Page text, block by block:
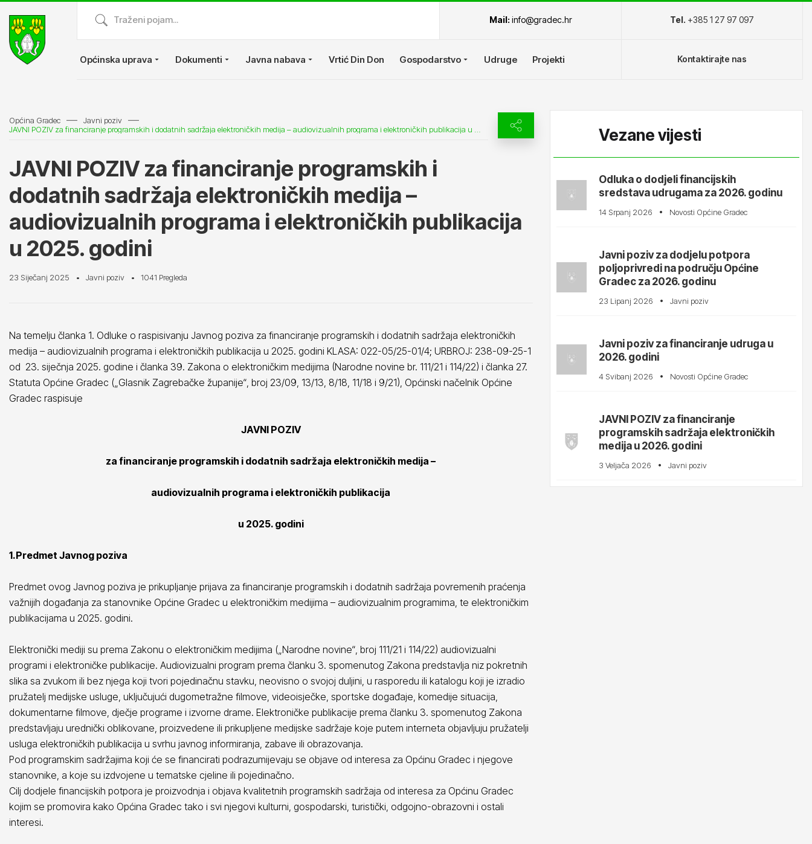
Mail: info@gradec.hr Tel. +385 1 27 97 097
Općinska uprava Dokumenti Javna nabava Vrtić Din Don Gospodarstvo Udruge Projekti Kontaktirajte nas
Općina Gradec
Javni poziv
Pinterest
JAVNI POZIV za financiranje programskih i
dodatnih sadržaja elektroničkih medija –
audiovizualnih programa i elektroničkih publikacija
u 2025. godini
23 Siječanj 2025 Javni poziv 1041 Pregleda
Na temelju članka 1. Odluke o raspisivanju Javnog poziva za financiranje programskih i dodatnih sadržaja elektroničkih
medija – audiovizualnih programa i elektroničkih publikacija u 2025. godini KLASA: 022-05/25-01/4; URBROJ: 238-09-25-1
od 23. siječnja 2025. godine i članka 39. Zakona o elektroničkim medijima (Narodne novine br. 111/21 i 114/22) i članka 27.
Statuta Općine Gradec („Glasnik Zagrebačke županije“, broj 23/09, 13/13, 8/18, 11/18 i 9/21), Općinski načelnik Općine
Gradec raspisuje
JAVNI POZIV
za financiranje programskih i dodatnih sadržaja elektroničkih medija –
audiovizualnih programa i elektroničkih publikacija
u 2025. godini
1.Predmet Javnog poziva
Predmet ovog Javnog poziva je prikupljanje prijava za financiranje programskih i dodatnih sadržaja povremenih praćenja
važnijih događanja za stanovnike Općine Gradec u elektroničkim medijima – audiovizualnim programima, te elektroničkim
publikacijama u 2025. godini.
Elektronički mediji su prema Zakonu o elektroničkim medijima („Narodne novine“, broj 111/21 i 114/22) audiovizualni
programi i elektroničke publikacije. Audiovizualni program prema članku 3. spomenutog Zakona predstavlja niz pokretnih
slika sa zvukom ili bez njega koji tvori pojedinačnu stavku, neovisno o svojoj duljini, u rasporedu ili katalogu koji je izradio
pružatelj medijske usluge, uključujući dugometražne filmove, videoisječke, sportske događaje, komedije situacija,
dokumentarne filmove, dječje programe i izvorne drame. Elektroničke publikacije prema članku 3. spomenutog Zakona
predstavljaju urednički oblikovane, proizvedene ili prikupljene medijske sadržaje koje putem interneta objavljuju pružatelji
usluga elektroničkih publikacija u svrhu javnog informiranja, zabave ili obrazovanja.
Pod programskim sadržajima koji će se financirati podrazumijevaju se objave od interesa za Općinu Gradec i njegove
stanovnike, a koje su izdvojene u tematske cjeline ili pojedinačno.
Cilj dodjele financijskih potpora je proizvodnja i objava kvalitetnih programskih sadržaja od interesa za Općinu Gradec
kojim se promovira kako Općina Gradec tako i svi njegovi kulturni, gospodarski, turistički, odgojno-obrazovni i ostali
interesi.
Vezane vijesti
Odluka o dodjeli financijskih
sredstava udrugama za 2026. godinu
14 Srpanj 2026 Novosti Općine Gradec
Javni poziv za dodjelu potpora
poljoprivredi na području Općine
Gradec za 2026. godinu
23 Lipanj 2026 Javni poziv
Javni poziv za financiranje udruga u
2026. godini
4 Svibanj 2026 Novosti Općine Gradec
JAVNI POZIV za financiranje
programskih sadržaja elektroničkih
medija u 2026. godini
3 Veljača 2026 Javni poziv